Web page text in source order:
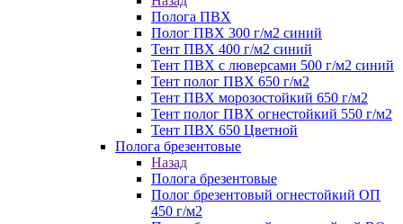
Полога ПВХ
Полог ПВХ 300 г/м2 синий
Тент ПВХ 400 г/м2 синий
Тент ПВХ с люверсами 500 г/м2 синий
Тент полог ПВХ 650 г/м2
Тент ПВХ морозостойкий 650 г/м2
Тент полог ПВХ огнестойкий 550 г/м2
Тент ПВХ 650 Цветной
Полога брезентовые
Назад
Полога брезентовые
Полог брезентовый огнестойкий ОП
450 г/м2